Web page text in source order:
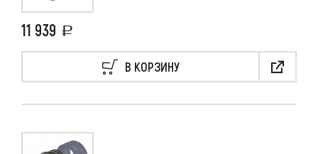
11 939
В КОРЗИНУ